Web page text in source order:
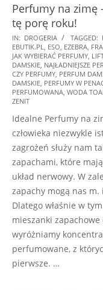
Perfumy na zimę
tę porę roku!
2024-
11-
29
IN: DROGERIA TAGGED:
EBUTIK.PL
ESO EZEBRA
JAK WYBIERAĆ PERFUMY
DAMSKIE NAJŁADNIEJSZE
CZY PERFUMY PERFUM
DAMSKIE PERFUMY W
PERFUMOWANA WODA
ZENIT
Idealne Perfumy na
człowieka niezwykle
zagrożeń służy nam
zapachami, które
układ nerwowy. W
zapachy mogą nas
Dlatego właśnie w
mieszanki
wyróżniamy
perfumowane, z
pierwsze. …